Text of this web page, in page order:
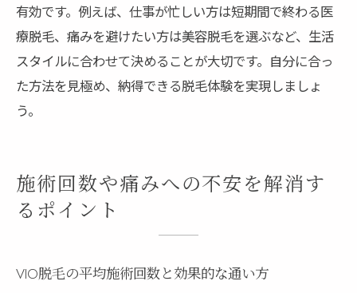
有効です。例えば、仕事が忙しい方は短期間で終わる医
療脱毛、痛みを避けたい方は美容脱毛を選ぶなど、生活
スタイルに合わせて決めることが大切です。自分に合っ
た方法を見極め、納得できる脱毛体験を実現しましょ
う。
施術回数や痛みへの不安を解消す
るポイント
VIO脱毛の平均施術回数と効果的な通い方